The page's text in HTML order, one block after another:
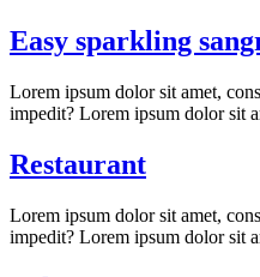
Easy sparkling
Lorem ipsum dolor sit amet,
impedit? Lorem ipsum dolor sit
Restaurant
Lorem ipsum dolor sit amet,
impedit? Lorem ipsum dolor sit